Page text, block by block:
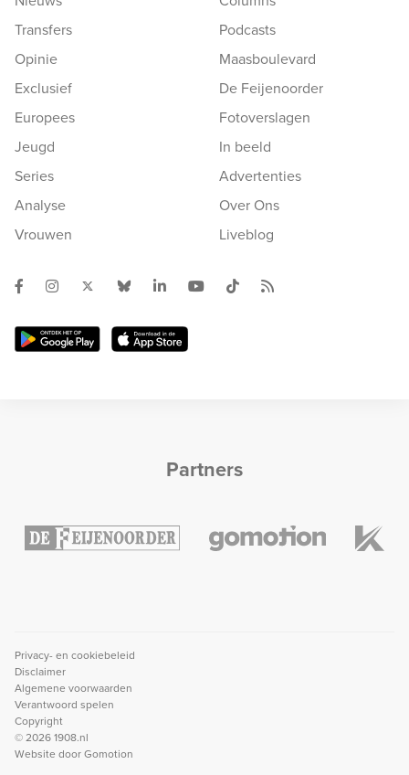
Transfers
Opinie
Exclusief
Europees
Jeugd
Series
Analyse
Vrouwen
Podcasts
Maasboulevard
De Feijenoorder
Fotoverslagen
In beeld
Advertenties
Over Ons
Liveblog
Partners
Privacy- en cookiebeleid
Disclaimer
Algemene voorwaarden
Verantwoord spelen
Copyright
© 2026 1908.nl
Website doorGomotion